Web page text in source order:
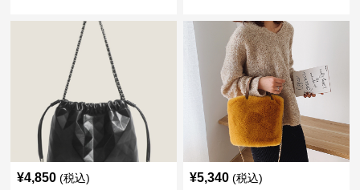
¥4,850 (税込) ¥5,340 (税込)